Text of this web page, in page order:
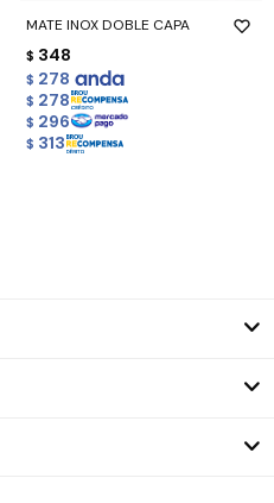
MATE INOX DOBLE CAPA
$ 348
$ 278
$ 278
$ 296
$ 313